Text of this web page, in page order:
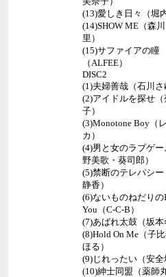
(13)愛しき日々（堀
(14)SHOW ME（森
里）
(15)サファイアの瞳
（ALFEE）
DISC2
(1)夫婦善哉（石川さ
(2)アイドルを探せ
子）
(3)Monotone Boy（
カ）
(4)男と女のラブゲー
野美歌・葵司郎）
(5)禁断のテレパシ
静香）
(6)ないものねだりの
You（C-C-B）
(7)あばれ太鼓（坂本
(8)Hold On Me（子
ほる）
(9)じれったい（安全
(10)紳士同盟（薬師